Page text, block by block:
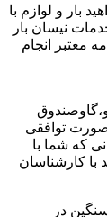
بار و لوازم با
نیسان بار
معتبر انجام
توافقی
که شما با
با کارشناسان
در